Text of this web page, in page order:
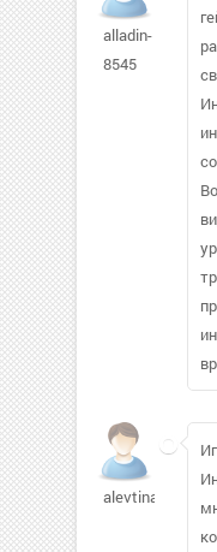
alladin-
8545
alevtinakk905